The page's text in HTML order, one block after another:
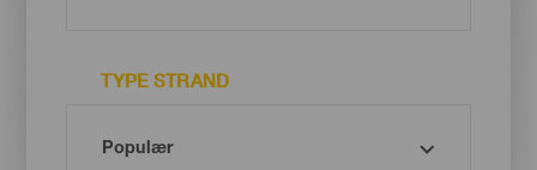
TYPE STRAND